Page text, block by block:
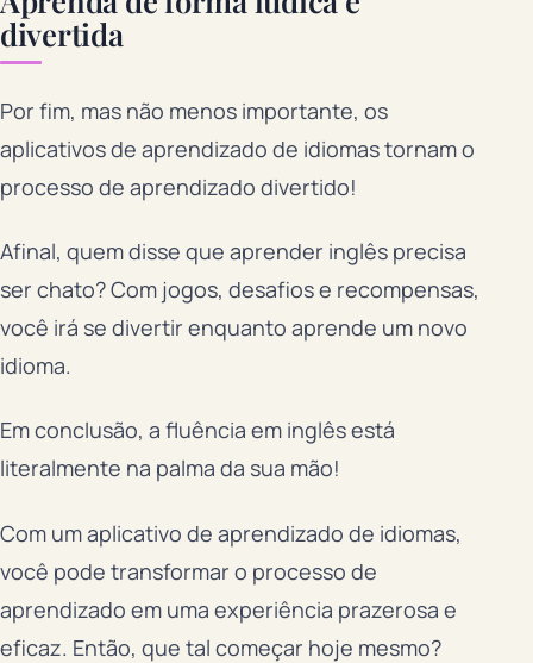
divertida
Por fim, mas não menos importante, os
aplicativos de aprendizado de idiomas tornam o
processo de aprendizado divertido!
Afinal, quem disse que aprender inglês precisa
ser chato? Com jogos, desafios e recompensas,
você irá se divertir enquanto aprende um novo
idioma.
Em conclusão, a fluência em inglês está
literalmente na palma da sua mão!
Com um aplicativo de aprendizado de idiomas,
você pode transformar o processo de
aprendizado em uma experiência prazerosa e
eficaz. Então, que tal começar hoje mesmo?